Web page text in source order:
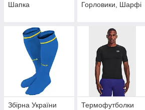
Шапка Горловики, Шарфі
Збірна України Термофутболки